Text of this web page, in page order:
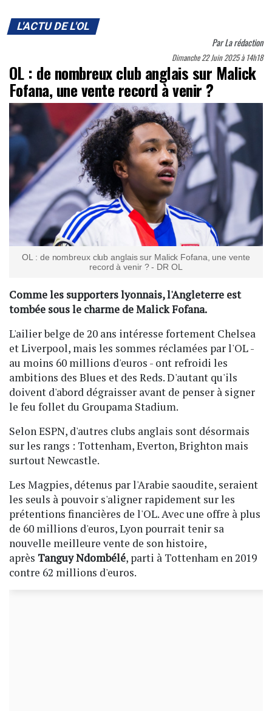
L'ACTU DE L'OL
ParLa rédaction
Dimanche 22 Juin 2025 à 14h18
OL : de nombreux club anglais sur Malick
Fofana, une vente record à venir ?
OL : de nombreux club anglais sur Malick Fofana, une vente
record à venir ? - DR OL
Comme les supporters lyonnais, l'Angleterre est
tombée sous le charme de Malick Fofana.
L'ailier belge de 20 ans intéresse fortement Chelsea
et Liverpool, mais les sommes réclamées par l'OL -
au moins 60 millions d'euros - ont refroidi les
ambitions des Blues et des Reds. D'autant qu'ils
doivent d'abord dégraisser avant de penser à signer
le feu follet du Groupama Stadium.
Selon ESPN, d'autres clubs anglais sont désormais
sur les rangs : Tottenham, Everton, Brighton mais
surtout Newcastle.
Les Magpies, détenus par l'Arabie saoudite, seraient
les seuls à pouvoir s'aligner rapidement sur les
prétentions financières de l'OL. Avec une offre à plus
de 60 millions d'euros, Lyon pourrait tenir sa
nouvelle meilleure vente de son histoire,
après Tanguy Ndombélé, parti à Tottenham en 2019
contre 62 millions d'euros.